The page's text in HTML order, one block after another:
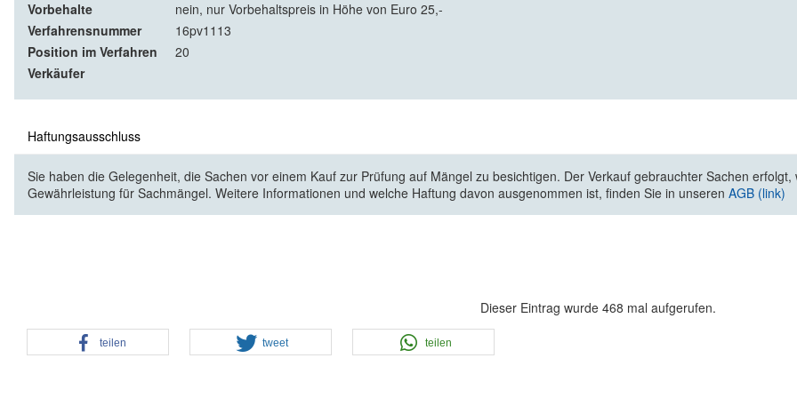
Vorbehalte
nein, nur Vorbehaltspreis in Höhe von Euro 25,-
Verfahrensnummer
16pv1113
Position im Verfahren
20
Verkäufer
Haftungsausschluss
Sie haben die Gelegenheit, die Sachen vor einem Kauf zur Prüfung auf Mängel zu besichtigen. Der Verkauf gebrauchter Sachen
Gewährleistung für Sachmängel. Weitere Informationen und welche Haftung davon ausgenommen ist, finden Sie in unseren AGB (link)
Dieser Eintrag wurde 468 mal aufgerufen.
teilen tweet teilen